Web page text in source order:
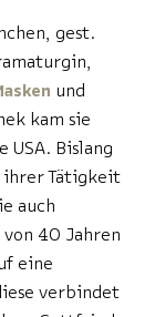
gest.
und
kam sie
USA. Bislang
ihrer Tätigkeit
auch
40 Jahren
eine
verbindet